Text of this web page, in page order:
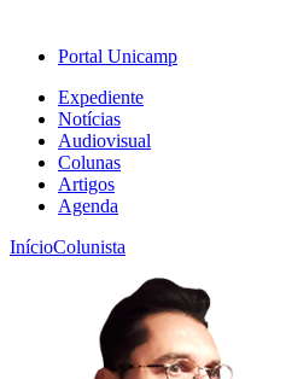
Portal Unicamp
Expediente
Notícias
Audiovisual
Colunas
Artigos
Agenda
InícioColunista